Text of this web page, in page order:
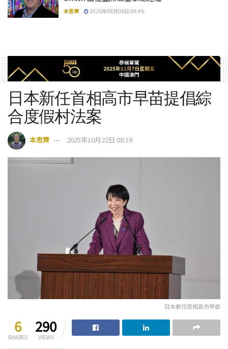
本思齊 2026年08月06日 09:46
日本新任首相高市早苗提倡綜
合度假村法案
本思齊 2025年10月22日 08:19
日本新任首相高市早苗
6
SHARES
290
VIEWS